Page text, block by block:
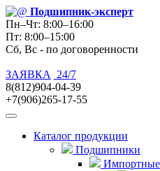
Подшипник-эксперт
Пн–Чт: 8:00–16:00
Пт: 8:00–15:00
Сб, Вс - по договоренности
ЗАЯВКА
24/7
8(812)904-04-39
+7(906)265-17-55
Каталог продукции
Подшипники